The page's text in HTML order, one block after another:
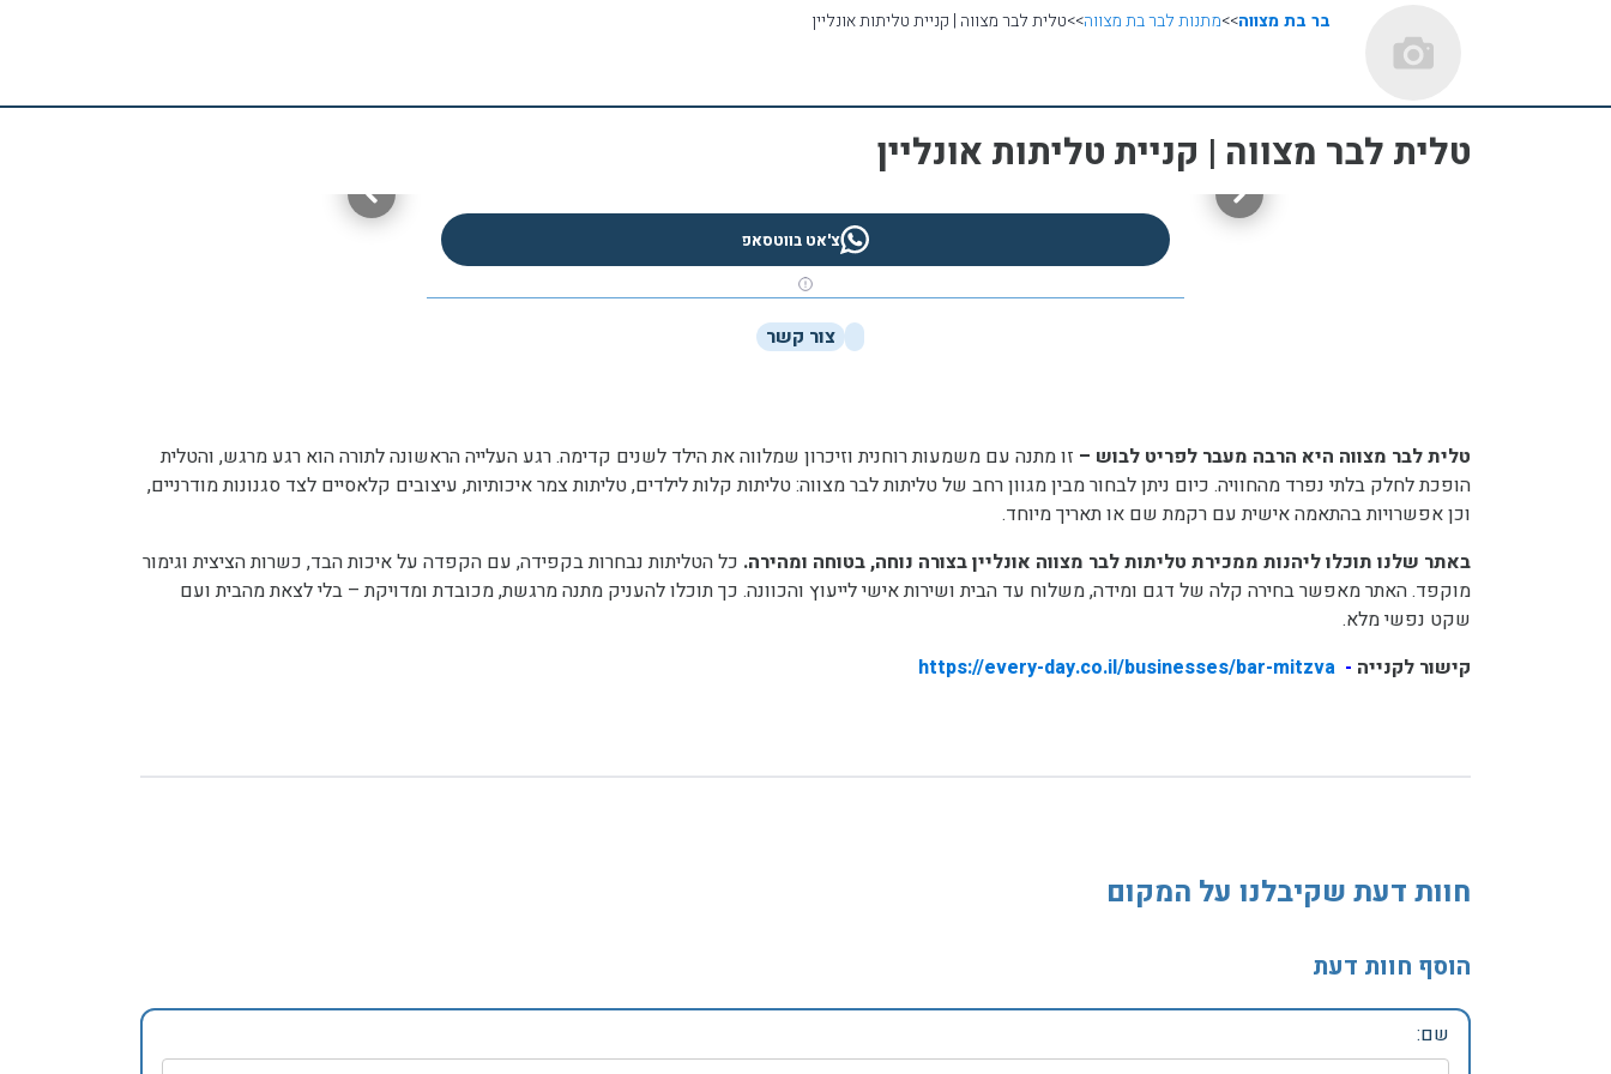
בר בת מצווה>>מתנות לבר בת מצווה>>טלית לבר מצווה | קניית טליתות אונליין
טלית לבר מצווה | קניית טליתות אונליין
צ'אט בווטסאפ
צור קשר
טלית לבר מצווה היא הרבה מעבר לפריט לבוש – זו מתנה עם משמעות רוחנית וזיכרון שמלווה את הילד לשנים קדימה. רגע העלייה הראשונה לתורה הוא רגע מרגש, והטלית
הופכת לחלק בלתי נפרד מהחוויה. כיום ניתן לבחור מבין מגוון רחב של טליתות לבר מצווה: טליתות קלות לילדים, טליתות צמר איכותיות, עיצובים קלאסיים לצד סגנונות מודרניים,
וכן אפשרויות בהתאמה אישית עם רקמת שם או תאריך מיוחד.
באתר שלנו תוכלו ליהנות ממכירת טליתות לבר מצווה אונליין בצורה נוחה, בטוחה ומהירה. כל הטליתות נבחרות בקפידה, עם הקפדה על איכות הבד, כשרות הציצית וגימור
מוקפד. האתר מאפשר בחירה קלה של דגם ומידה, משלוח עד הבית ושירות אישי לייעוץ והכוונה. כך תוכלו להעניק מתנה מרגשת, מכובדת ומדויקת – בלי לצאת מהבית ועם
שקט נפשי מלא.
קישור לקנייה -
https://every-day.co.il/businesses/bar-mitzva
חוות דעת שקיבלנו על המקום
הוסף חוות דעת
שם: